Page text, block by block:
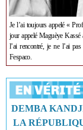
Je l’ai toujours appelé «
jour appelé Maguèye Kassé
l’ai rencontré, je ne l’ai
Fespaco.
DEMBA
LA